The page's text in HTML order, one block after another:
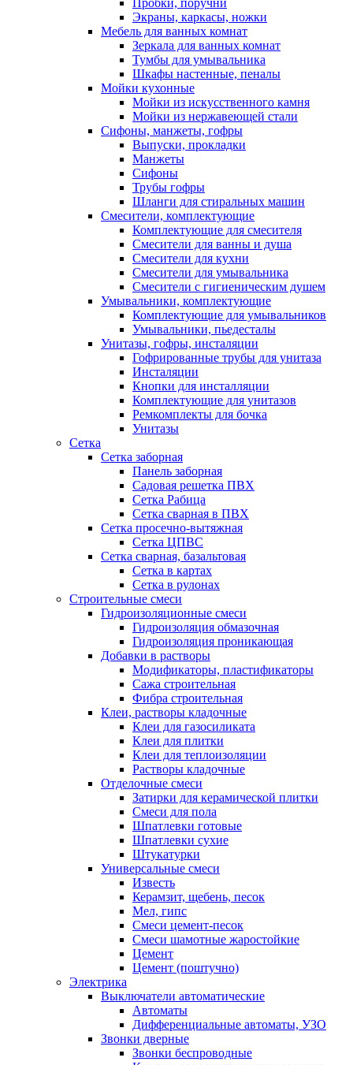
Пробки, поручни
Экраны, каркасы, ножки
Мебель для ванных комнат
Зеркала для ванных комнат
Тумбы для умывальника
Шкафы настенные, пеналы
Мойки кухонные
Мойки из искусственного камня
Мойки из нержавеющей стали
Сифоны, манжеты, гофры
Выпуски, прокладки
Манжеты
Сифоны
Трубы гофры
Шланги для стиральных машин
Смесители, комплектующие
Комплектующие для смесителя
Смесители для ванны и душа
Смесители для кухни
Смесители для умывальника
Смесители с гигиеническим душем
Умывальники, комплектующие
Комплектующие для умывальников
Умывальники, пьедесталы
Унитазы, гофры, инсталяции
Гофрированные трубы для унитаза
Инсталяции
Кнопки для инсталляции
Комплектующие для унитазов
Ремкомплекты для бочка
Унитазы
Сетка
Сетка заборная
Панель заборная
Садовая решетка ПВХ
Сетка Рабица
Сетка сварная в ПВХ
Сетка просечно-вытяжная
Сетка ЦПВС
Сетка сварная, базальтовая
Сетка в картах
Сетка в рулонах
Строительные смеси
Гидроизоляционные смеси
Гидроизоляция обмазочная
Гидроизоляция проникающая
Добавки в растворы
Модификаторы, пластификаторы
Сажа строительная
Фибра строительная
Клеи, растворы кладочные
Клеи для газосиликата
Клеи для плитки
Клеи для теплоизоляции
Растворы кладочные
Отделочные смеси
Затирки для керамической плитки
Смеси для пола
Шпатлевки готовые
Шпатлевки сухие
Штукатурки
Универсальные смеси
Известь
Керамзит, щебень, песок
Мел, гипс
Смеси цемент-песок
Смеси шамотные жаростойкие
Цемент
Цемент (поштучно)
Электрика
Выключатели автоматические
Автоматы
Дифференциальные автоматы, УЗО
Звонки дверные
Звонки беспроводные